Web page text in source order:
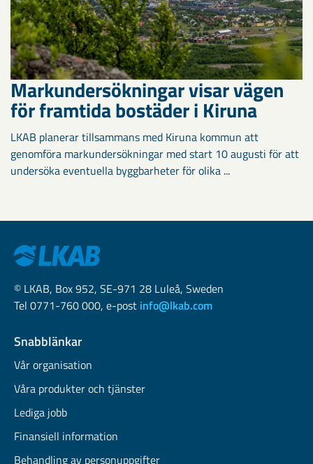
Markundersökningar visar vägen
för framtida bostäder i Kiruna
LKAB planerar tillsammans med Kiruna kommun att
genomföra markundersökningar med start 10 augusti för att
undersöka eventuella byggbarheter för olika ...
© LKAB, Box 952, SE-971 28 Luleå, Sweden
Tel 0771-760 000, e-post info@lkab.com
Snabblänkar
Vår organisation
Våra produkter och tjänster
Lediga jobb
Finansiell information
Behandling av personuppgifter